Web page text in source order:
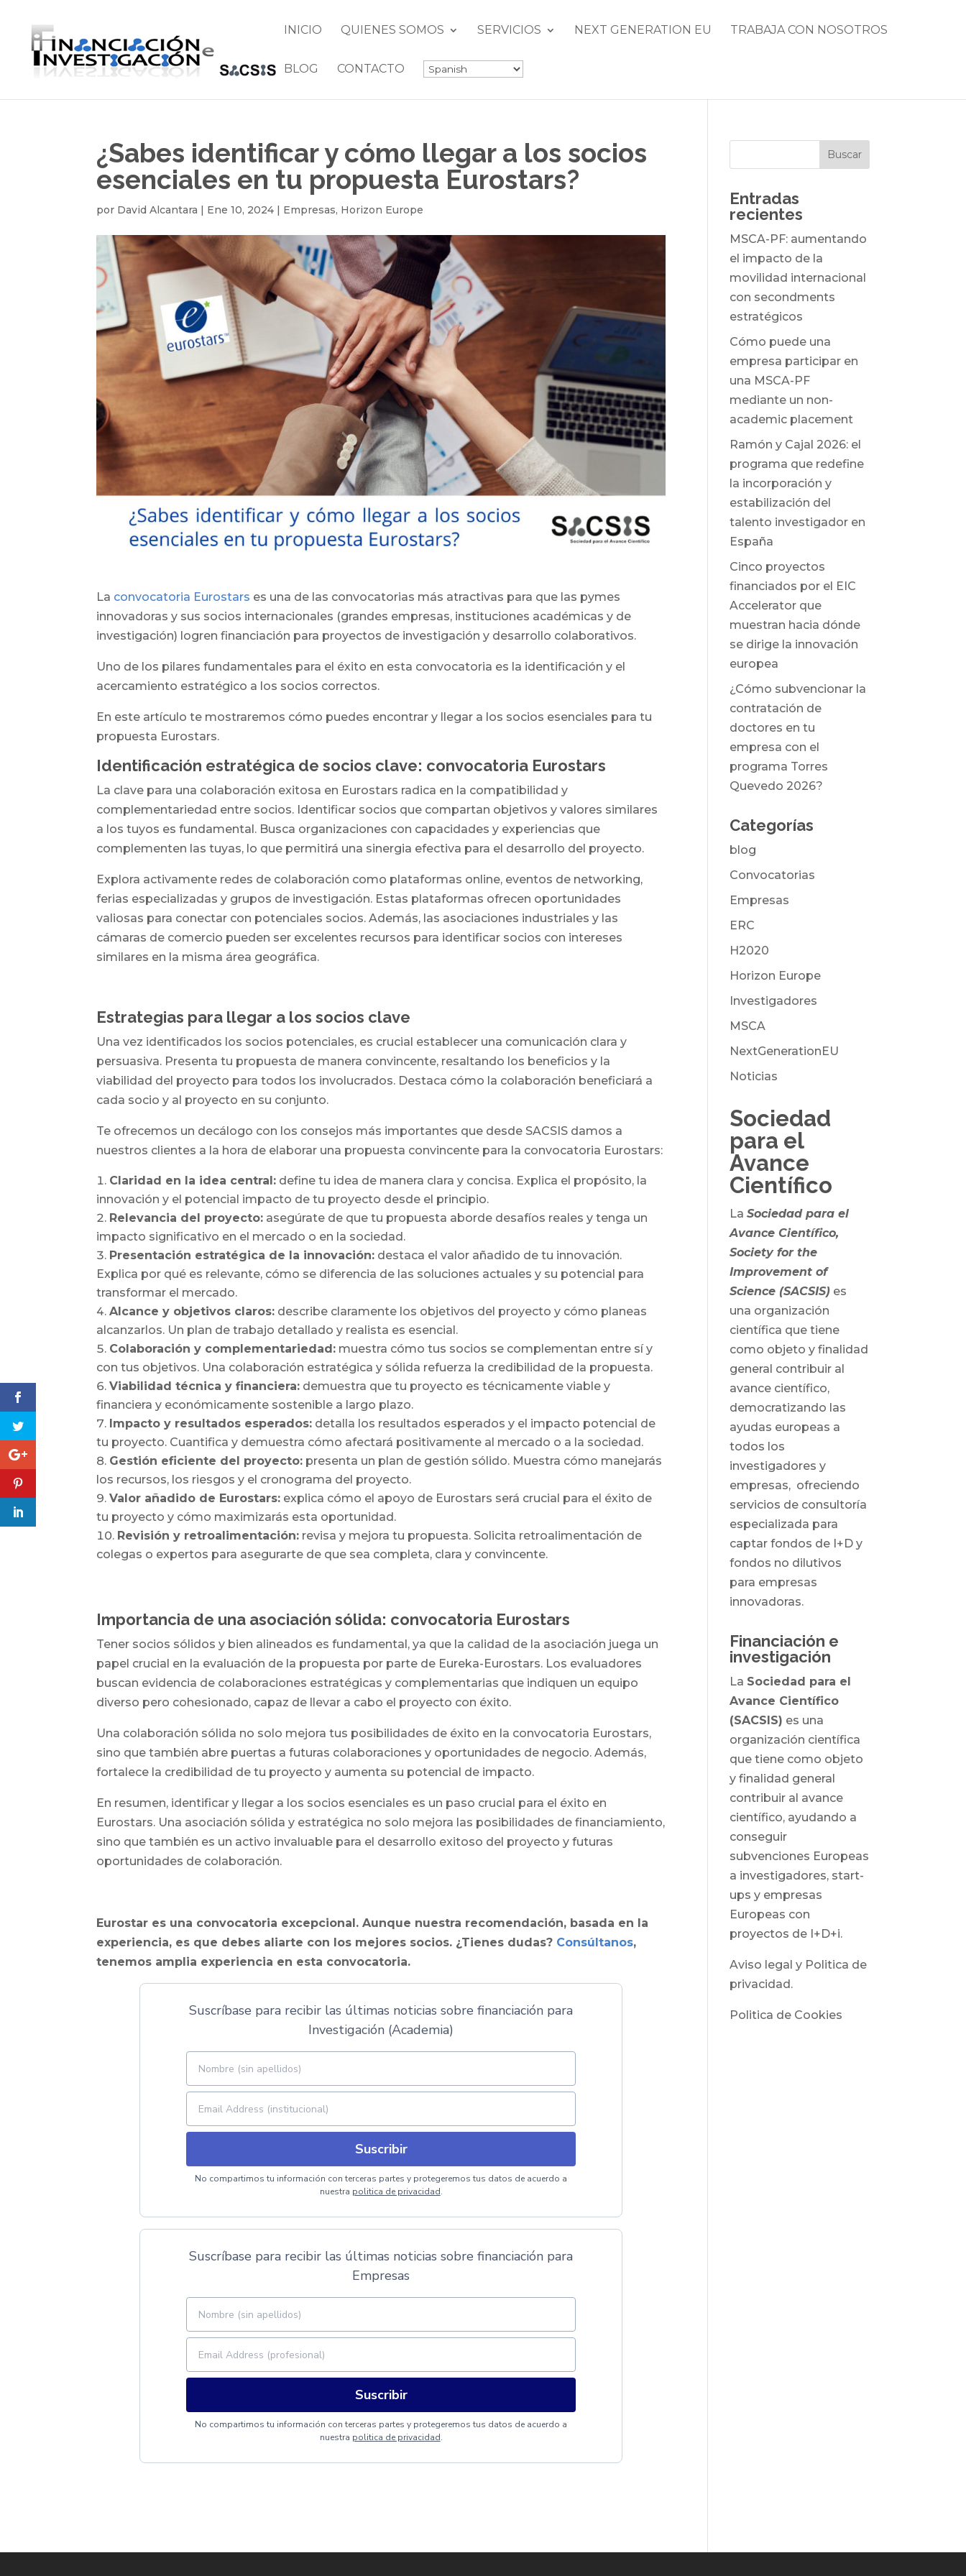
INICIO QUIENES SOMOS SERVICIOS NEXT GENERATION EU TRABAJA CON NOSOTROS
BLOG CONTACTO
¿Sabes identificar y cómo llegar a los socios
esenciales en tu propuesta Eurostars?
por David Alcantara | Ene 10, 2024 | Empresas, Horizon Europe
La convocatoria Eurostars es una de las convocatorias más atractivas para que las pymes
innovadoras y sus socios internacionales (grandes empresas, instituciones académicas y de
investigación) logren financiación para proyectos de investigación y desarrollo colaborativos.
Uno de los pilares fundamentales para el éxito en esta convocatoria es la identificación y el
acercamiento estratégico a los socios correctos.
En este artículo te mostraremos cómo puedes encontrar y llegar a los socios esenciales para tu
propuesta Eurostars.
Identificación estratégica de socios clave: convocatoria Eurostars
La clave para una colaboración exitosa en Eurostars radica en la compatibilidad y
complementariedad entre socios. Identificar socios que compartan objetivos y valores similares
a los tuyos es fundamental. Busca organizaciones con capacidades y experiencias que
complementen las tuyas, lo que permitirá una sinergia efectiva para el desarrollo del proyecto.
Explora activamente redes de colaboración como plataformas online, eventos de networking,
ferias especializadas y grupos de investigación. Estas plataformas ofrecen oportunidades
valiosas para conectar con potenciales socios. Además, las asociaciones industriales y las
cámaras de comercio pueden ser excelentes recursos para identificar socios con intereses
similares en la misma área geográfica.
Estrategias para llegar a los socios clave
Una vez identificados los socios potenciales, es crucial establecer una comunicación clara y
persuasiva. Presenta tu propuesta de manera convincente, resaltando los beneficios y la
viabilidad del proyecto para todos los involucrados. Destaca cómo la colaboración beneficiará a
cada socio y al proyecto en su conjunto.
Te ofrecemos un decálogo con los consejos más importantes que desde SACSIS damos a
nuestros clientes a la hora de elaborar una propuesta convincente para la convocatoria Eurostars:
Claridad en la idea central: define tu idea de manera clara y concisa. Explica el propósito, la
innovación y el potencial impacto de tu proyecto desde el principio.
Relevancia del proyecto: asegúrate de que tu propuesta aborde desafíos reales y tenga un
impacto significativo en el mercado o en la sociedad.
Presentación estratégica de la innovación: destaca el valor añadido de tu innovación.
Explica por qué es relevante, cómo se diferencia de las soluciones actuales y su potencial para
transformar el mercado.
Alcance y objetivos claros: describe claramente los objetivos del proyecto y cómo planeas
alcanzarlos. Un plan de trabajo detallado y realista es esencial.
Colaboración y complementariedad: muestra cómo tus socios se complementan entre sí y
con tus objetivos. Una colaboración estratégica y sólida refuerza la credibilidad de la propuesta.
Viabilidad técnica y financiera: demuestra que tu proyecto es técnicamente viable y
financiera y económicamente sostenible a largo plazo.
Impacto y resultados esperados: detalla los resultados esperados y el impacto potencial de
tu proyecto. Cuantifica y demuestra cómo afectará positivamente al mercado o a la sociedad.
Gestión eficiente del proyecto: presenta un plan de gestión sólido. Muestra cómo manejarás
los recursos, los riesgos y el cronograma del proyecto.
Valor añadido de Eurostars: explica cómo el apoyo de Eurostars será crucial para el éxito de
tu proyecto y cómo maximizarás esta oportunidad.
Revisión y retroalimentación: revisa y mejora tu propuesta. Solicita retroalimentación de
colegas o expertos para asegurarte de que sea completa, clara y convincente.
Importancia de una asociación sólida: convocatoria Eurostars
Tener socios sólidos y bien alineados es fundamental, ya que la calidad de la asociación juega un
papel crucial en la evaluación de la propuesta por parte de Eureka-Eurostars. Los evaluadores
buscan evidencia de colaboraciones estratégicas y complementarias que indiquen un equipo
diverso pero cohesionado, capaz de llevar a cabo el proyecto con éxito.
Una colaboración sólida no solo mejora tus posibilidades de éxito en la convocatoria Eurostars,
sino que también abre puertas a futuras colaboraciones y oportunidades de negocio. Además,
fortalece la credibilidad de tu proyecto y aumenta su potencial de impacto.
En resumen, identificar y llegar a los socios esenciales es un paso crucial para el éxito en
Eurostars. Una asociación sólida y estratégica no solo mejora las posibilidades de financiamiento,
sino que también es un activo invaluable para el desarrollo exitoso del proyecto y futuras
oportunidades de colaboración.
Eurostar es una convocatoria excepcional. Aunque nuestra recomendación, basada en la
experiencia, es que debes aliarte con los mejores socios. ¿Tienes dudas? Consúltanos,
tenemos amplia experiencia en esta convocatoria.
Suscríbase para recibir las últimas noticias sobre financiación para
Investigación (Academia)
Suscribir
No compartimos tu información con terceras partes y protegeremos tus datos de acuerdo a
nuestra politica de privacidad.
Suscríbase para recibir las últimas noticias sobre financiación para
Empresas
Suscribir
No compartimos tu información con terceras partes y protegeremos tus datos de acuerdo a
nuestra politica de privacidad.
Entradas
recientes
MSCA-PF: aumentando
el impacto de la
movilidad internacional
con secondments
estratégicos
Cómo puede una
empresa participar en
una MSCA-PF
mediante un non-
academic placement
Ramón y Cajal 2026: el
programa que redefine
la incorporación y
estabilización del
talento investigador en
España
Cinco proyectos
financiados por el EIC
Accelerator que
muestran hacia dónde
se dirige la innovación
europea
¿Cómo subvencionar la
contratación de
doctores en tu
empresa con el
programa Torres
Quevedo 2026?
Categorías
blog
Convocatorias
Empresas
ERC
H2020
Horizon Europe
Investigadores
MSCA
NextGenerationEU
Noticias
Sociedad
para el
Avance
Científico
LaSociedad para el
Avance Científico,
Society for the
Improvement of
Science (SACSIS) es
una organización
científica que tiene
como objeto y finalidad
general contribuir al
avance científico,
democratizando las
ayudas europeas a
todos los
investigadores y
empresas, ofreciendo
servicios de consultoría
especializada para
captar fondos de I+D y
fondos no dilutivos
para empresas
innovadoras.
Financiación e
investigación
La Sociedad para el
Avance Científico
(SACSIS) es una
organización científica
que tiene como objeto
y finalidad general
contribuir al avance
científico, ayudando a
conseguir
subvenciones Europeas
a investigadores, start-
ups y empresas
Europeas con
proyectos de I+D+i.
Aviso legal y Politica de
privacidad.
Politica de Cookies